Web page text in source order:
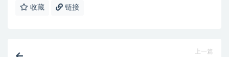
收藏 链接
上一篇